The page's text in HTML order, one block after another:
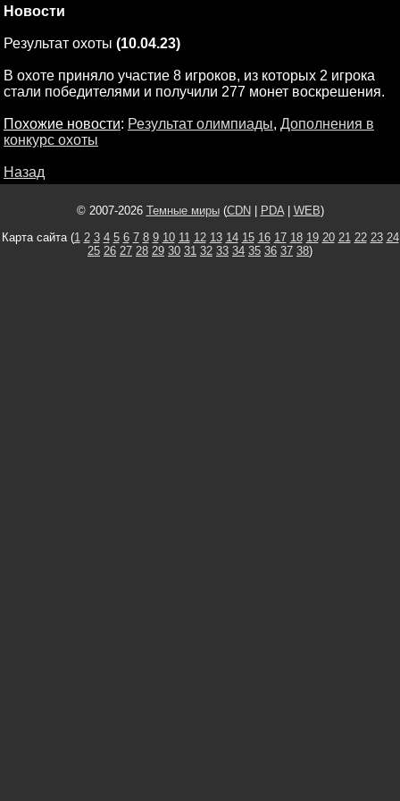
Новости
Результат охоты (10.04.23)
В охоте приняло участие 8 игроков, из которых 2 игрока
стали победителями и получили 277 монет воскрешения.
Похожие новости: Результат олимпиады, Дополнения в
конкурс охоты
Назад
© 2007-2026 Темные миры(CDN PDA| WEB)
Карта сайта (1 2 3 4 5 6 7 8 9 10 11 12 13 14 15 16 17 18 19 20 21 22 23 24
25 26 27 28 29 30 31 32 33 34 35 36 37 38)